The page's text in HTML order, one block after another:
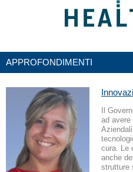
APPROFONDIMENTI
Il
ad avere
cura. Le
anche
strutture